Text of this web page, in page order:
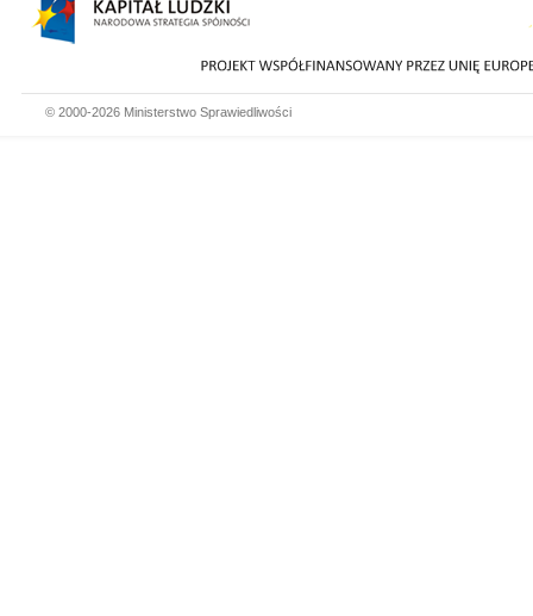
© 2000-2026 Ministerstwo Sprawiedliwości